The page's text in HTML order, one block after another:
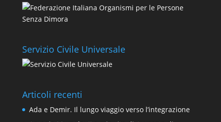
Servizio Civile Universale
Articoli recenti
Ada e Demir. Il lungo viaggio verso l’integrazione